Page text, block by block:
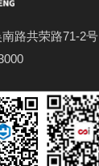
路共荣路71-2号